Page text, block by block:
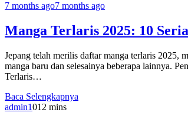
7 months ago7 months ago
Manga Terlaris 2025: 10
Jepang telah merilis daftar manga terlaris 2025,
manga baru dan selesainya beberapa lainnya.
Terlaris…
Baca Selengkapnya
admin1012 mins